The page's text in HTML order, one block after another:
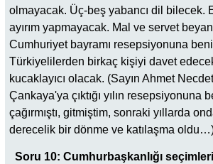
olmayacak. Üç-beş yabancı dil bilecek.
ayırım yapmayacak. Mal ve servet
Cumhuriyet bayramı resepsiyonuna
Türkiyelilerden birkaç kişiyi davet
kucaklayıcı olacak. (Sayın Ahmet
Çankaya'ya çıktığı yılın resepsiyonuna
çağırmıştı, gitmiştim, sonraki yıllarda
derecelik bir dönme ve katılaşma
Soru 10: Cumhurbaşkanlığı